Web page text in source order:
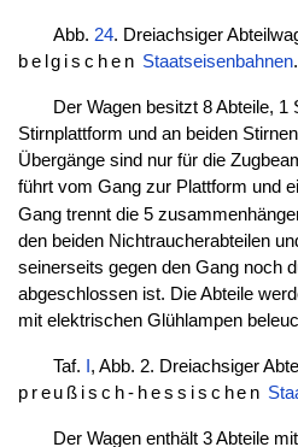
Abb. 24. Dreiachsiger
belgischen Staatseisenbahnen.
Der Wagen besitzt 8 Abteile, 1
Stirnplattform und an beiden Stirnen
Übergänge sind nur für die
führt vom Gang zur Plattform und
Gang trennt die 5
den beiden Nichtraucherabteilen
seinerseits gegen den Gang noch
abgeschlossen ist. Die Abteile
mit elektrischen Glühlampen
Taf.
, Abb. 2. Dreiachsiger
preußisch-hessischen
Der Wagen enthält 3 Abteile